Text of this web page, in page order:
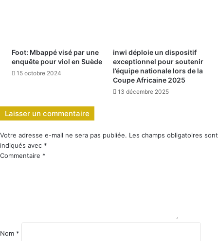
Foot: Mbappé visé par une
enquête pour viol en Suède
15 octobre 2024
inwi déploie un dispositif
exceptionnel pour soutenir
l’équipe nationale lors de la
Coupe Africaine 2025
13 décembre 2025
Laisser un commentaire
Votre adresse e-mail ne sera pas publiée. Les champs obligatoires sont
indiqués avec *
Commentaire *
Nom *